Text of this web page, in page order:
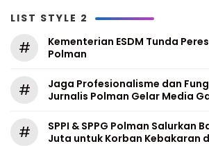
LIST STYLE 2
#
Kementerian ESDM Tunda
Polman
#
Jaga Profesionalisme dan
Jurnalis Polman Gelar Media
#
SPPI & SPPG Polman Salurkan
Juta untuk Korban Kebakaran